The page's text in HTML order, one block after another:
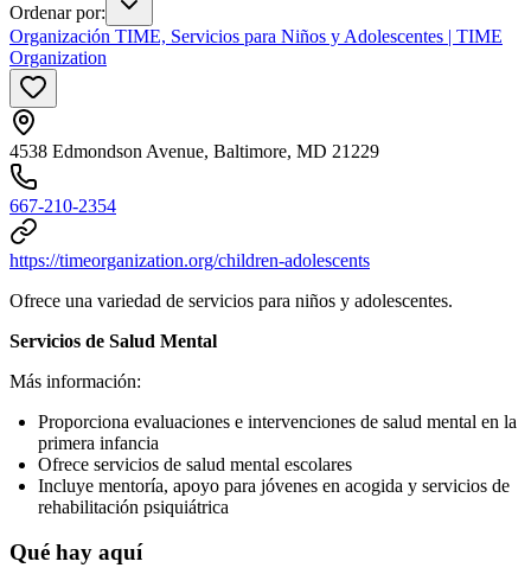
Ordenar por:
Organización TIME, Servicios para Niños y Adolescentes | TIME
Organization
4538 Edmondson Avenue, Baltimore, MD 21229
667-210-2354
https://timeorganization.org/children-adolescents
Ofrece una variedad de servicios para niños y adolescentes.
Servicios de Salud Mental
Más información:
Proporciona evaluaciones e intervenciones de salud mental en la
primera infancia
Ofrece servicios de salud mental escolares
Incluye mentoría, apoyo para jóvenes en acogida y servicios de
rehabilitación psiquiátrica
Qué hay aquí